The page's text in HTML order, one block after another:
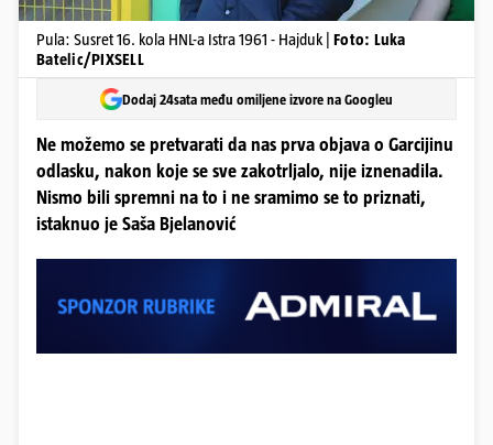
Pula: Susret 16. kola HNL-a Istra 1961 - Hajduk | Foto: Luka
Batelic/PIXSELL
Dodaj 24sata među omiljene izvore na Googleu
Ne možemo se pretvarati da nas prva objava o Garcijinu
odlasku, nakon koje se sve zakotrljalo, nije iznenadila.
Nismo bili spremni na to i ne sramimo se to priznati,
istaknuo je Saša Bjelanović